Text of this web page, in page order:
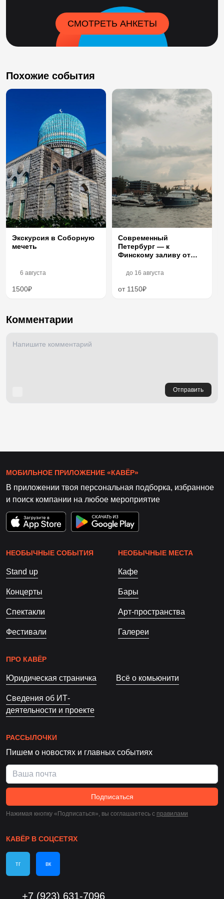
СМОТРЕТЬ АНКЕТЫ
Похожие события
Экскурсия в Соборную
мечеть
6 августа
1500₽
Современный
Петербург — к
Финскому заливу от
до 16 августа
от 1150₽
Комментарии
Отправить
МОБИЛЬНОЕ ПРИЛОЖЕНИЕ «КАВЁР»
В приложении твоя персональная подборка, избранное
и поиск компании на любое мероприятие
НЕОБЫЧНЫЕ СОБЫТИЯ
Stand up
Концерты
Спектакли
Фестивали
НЕОБЫЧНЫЕ МЕСТА
Кафе
Бары
Арт-пространства
Галереи
ПРО КАВЁР
Юридическая страничка Всё о комьюнити
Сведения об ИТ-
деятельности и проекте
РАССЫЛОЧКИ
Пишем о новостях и главных событиях
Подписаться
Нажимая кнопку «Подписаться», вы соглашаетесь c правилами
КАВЁР В СОЦСЕТЯХ
тг вк
+7 (923) 631-7096